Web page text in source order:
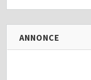
ANNONCE